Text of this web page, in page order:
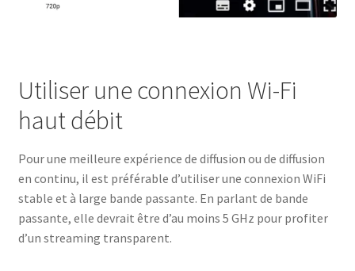
Utiliser une connexion Wi-Fi
haut débit
Pour une meilleure expérience de diffusion ou de diffusion
en continu, il est préférable d’utiliser une connexion WiFi
stable et à large bande passante. En parlant de bande
passante, elle devrait être d’au moins 5 GHz pour profiter
d’un streaming transparent.